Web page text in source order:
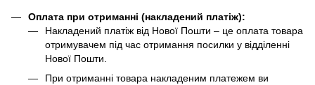
Оплата при отриманні (накладений платіж):
Накладений платіж від Нової Пошти – це оплата товара
отримувачем під час отримання посилки у відділенні
Нової Пошти.
При отриманні товара накладеним платежем ви